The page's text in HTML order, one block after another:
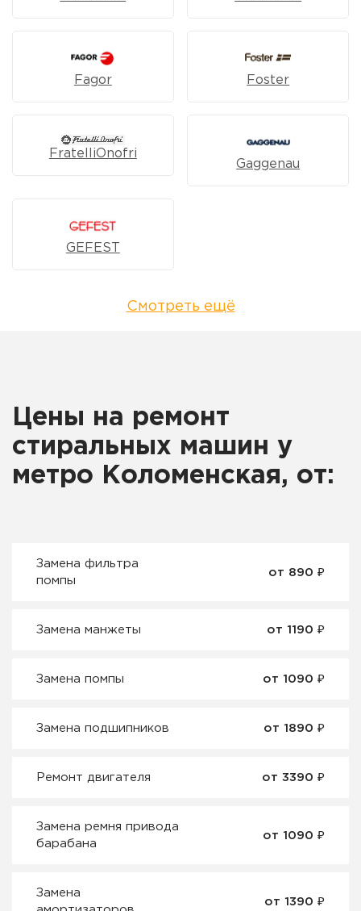
Fagor Foster
FratelliOnofri
Gaggenau
GEFEST
Смотреть ещё
Цены на ремонт
стиральных машин у
метро Коломенская, от:
Замена фильтра
помпы
от 890 ₽
Замена манжеты от 1190 ₽
Замена помпы от 1090 ₽
Замена подшипников от 1890 ₽
Ремонт двигателя от 3390 ₽
Замена ремня привода
барабана
от 1090 ₽
Замена
от 1390 ₽